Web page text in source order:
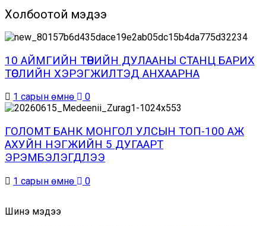
Холбоотой мэдээ
10 АЙМГИЙН ТӨВИЙН ДУЛААНЫ СТАНЦ БАРИХ
ТӨСЛИЙН ХЭРЭГЖИЛТЭД АНХААРНА
1 сарын өмнө 0
ГОЛОМТ БАНК МОНГОЛ УЛСЫН ТОП-100 АЖ
АХУЙН НЭГЖИЙН 5 ДУГААРТ
ЭРЭМБЭЛЭГДЛЭЭ
1 сарын өмнө 0
Шинэ мэдээ